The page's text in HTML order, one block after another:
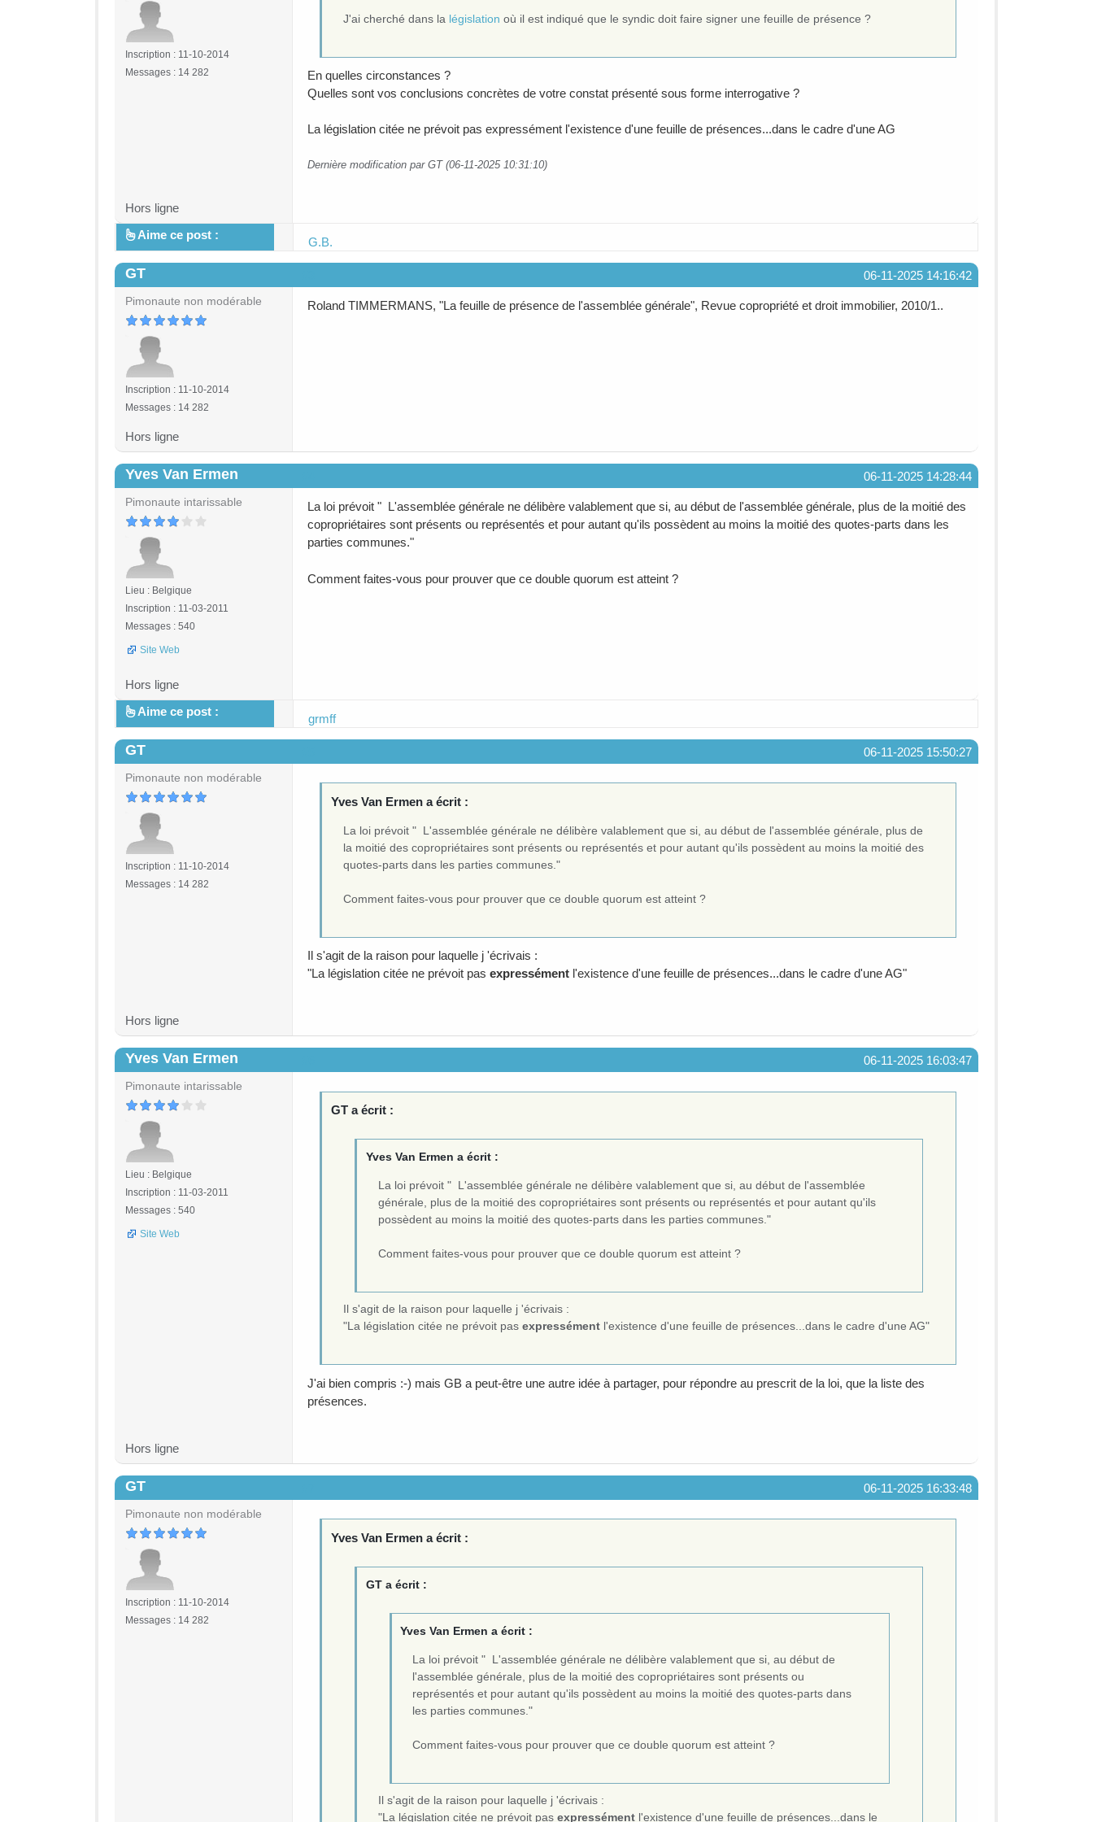
Inscription : 11-10-2014
Messages : 14 282
J'ai cherché dans la législation où il est indiqué que le syndic doit faire signer une feuille de présence ?
En quelles circonstances ?
Quelles sont vos conclusions concrètes de votre constat présenté sous forme interrogative ?
La législation citée ne prévoit pas expressément l'existence d'une feuille de présences...dans le cadre d'une AG
Dernière modification par GT (06-11-2025 10:31:10)
Hors ligne
Aime ce post :
G.B.
06-11-2025 14:16:42
GT
Pimonaute non modérable
Inscription : 11-10-2014
Messages : 14 282
Roland TIMMERMANS, "La feuille de présence de l'assemblée générale", Revue copropriété et droit immobilier, 2010/1..
Hors ligne
06-11-2025 14:28:44
Yves Van Ermen
Pimonaute intarissable
Lieu : Belgique
Inscription : 11-03-2011
Messages : 540
Site Web
La loi prévoit " L'assemblée générale ne délibère valablement que si, au début de l'assemblée générale, plus de la moitié des
copropriétaires sont présents ou représentés et pour autant qu'ils possèdent au moins la moitié des quotes-parts dans les
parties communes."
Comment faites-vous pour prouver que ce double quorum est atteint ?
Hors ligne
Aime ce post :
grmff
06-11-2025 15:50:27
GT
Pimonaute non modérable
Inscription : 11-10-2014
Messages : 14 282
Yves Van Ermen a écrit :
La loi prévoit " L'assemblée générale ne délibère valablement que si, au début de l'assemblée générale, plus de
la moitié des copropriétaires sont présents ou représentés et pour autant qu'ils possèdent au moins la moitié des
quotes-parts dans les parties communes."
Comment faites-vous pour prouver que ce double quorum est atteint ?
Il s'agit de la raison pour laquelle j 'écrivais :
"La législation citée ne prévoit pas expressément l'existence d'une feuille de présences...dans le cadre d'une AG"
Hors ligne
06-11-2025 16:03:47
Yves Van Ermen
Pimonaute intarissable
Lieu : Belgique
Inscription : 11-03-2011
Messages : 540
Site Web
GT a écrit :
Yves Van Ermen a écrit :
La loi prévoit " L'assemblée générale ne délibère valablement que si, au début de l'assemblée
générale, plus de la moitié des copropriétaires sont présents ou représentés et pour autant qu'ils
possèdent au moins la moitié des quotes-parts dans les parties communes."
Comment faites-vous pour prouver que ce double quorum est atteint ?
Il s'agit de la raison pour laquelle j 'écrivais :
"La législation citée ne prévoit pasexpressément l'existence d'une feuille de présences...dans le cadre d'une AG"
J'ai bien compris :-) mais GB a peut-être une autre idée à partager, pour répondre au prescrit de la loi, que la liste des
présences.
Hors ligne
06-11-2025 16:33:48
GT
Pimonaute non modérable
Inscription : 11-10-2014
Messages : 14 282
Yves Van Ermen a écrit :
GT a écrit :
Yves Van Ermen a écrit :
La loi prévoit " L'assemblée générale ne délibère valablement que si, au début de
l'assemblée générale, plus de la moitié des copropriétaires sont présents ou
représentés et pour autant qu'ils possèdent au moins la moitié des quotes-parts dans
les parties communes."
Comment faites-vous pour prouver que ce double quorum est atteint ?
Il s'agit de la raison pour laquelle j 'écrivais :
"La législation citée ne prévoit pas expressémentl'existence d'une feuille de présences...dans le